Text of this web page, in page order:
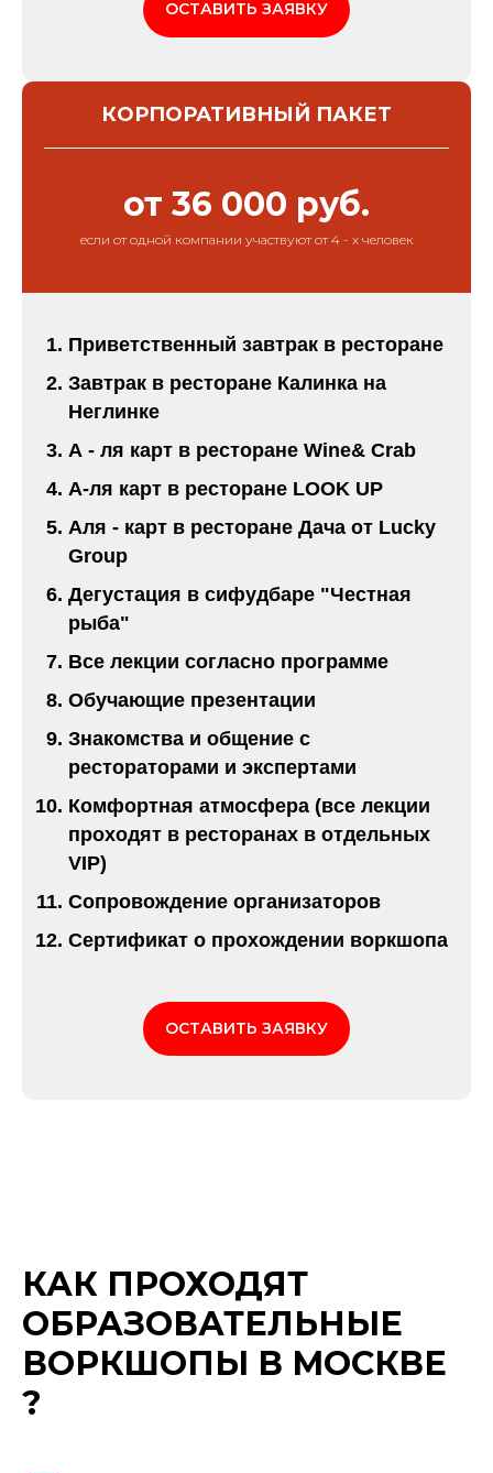
ОСТАВИТЬ ЗАЯВКУ
КОРПОРАТИВНЫЙ ПАКЕТ
от 36 000 руб.
если от одной компании участвуют от 4 - х человек
Приветственный завтрак в ресторане
Завтрак в ресторане Калинка на
Неглинке
А - ля карт в ресторане Wine& Crab
A-ля карт в ресторане LOOK UP
Аля - карт в ресторане Дача от Lucky
Group
Дегустация в сифудбаре "Честная
рыба"
Все лекции согласно программе
Обучающие презентации
Знакомства и общение с
рестораторами и экспертами
Комфортная атмосфера (все лекции
проходят в ресторанах в отдельных
VIP)
Сопровождение организаторов
Сертификат о прохождении воркшопа
ОСТАВИТЬ ЗАЯВКУ
КАК ПРОХОДЯТ
ОБРАЗОВАТЕЛЬНЫЕ
ВОРКШОПЫ В МОСКВЕ
?